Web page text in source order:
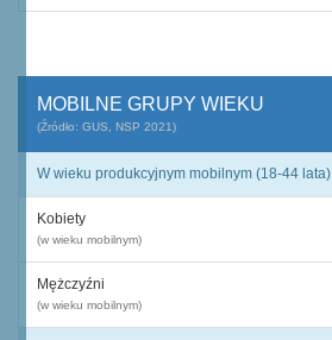
MOBILNE GRUPY WIEKU
(Źródło: GUS, NSP 2021)
W wieku produkcyjnym mobilnym (18-44 lata)
Kobiety
(w wieku mobilnym)
Mężczyźni
(w wieku mobilnym)